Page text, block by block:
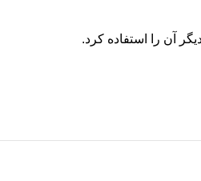
آن را استفاده کرد.